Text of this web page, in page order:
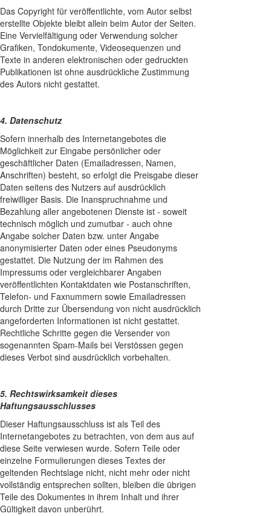
Das Copyright für veröffentlichte, vom Autor selbst
erstellte Objekte bleibt allein beim Autor der Seiten.
Eine Vervielfältigung oder Verwendung solcher
Grafiken, Tondokumente, Videosequenzen und
Texte in anderen elektronischen oder gedruckten
Publikationen ist ohne ausdrückliche Zustimmung
des Autors nicht gestattet.
4. Datenschutz
Sofern innerhalb des Internetangebotes die
Möglichkeit zur Eingabe persönlicher oder
geschäftlicher Daten (Emailadressen, Namen,
Anschriften) besteht, so erfolgt die Preisgabe dieser
Daten seitens des Nutzers auf ausdrücklich
freiwilliger Basis. Die Inanspruchnahme und
Bezahlung aller angebotenen Dienste ist - soweit
technisch möglich und zumutbar - auch ohne
Angabe solcher Daten bzw. unter Angabe
anonymisierter Daten oder eines Pseudonyms
gestattet. Die Nutzung der im Rahmen des
Impressums oder vergleichbarer Angaben
veröffentlichten Kontaktdaten wie Postanschriften,
Telefon- und Faxnummern sowie Emailadressen
durch Dritte zur Übersendung von nicht ausdrücklich
angeforderten Informationen ist nicht gestattet.
Rechtliche Schritte gegen die Versender von
sogenannten Spam-Mails bei Verstössen gegen
dieses Verbot sind ausdrücklich vorbehalten.
5. Rechtswirksamkeit dieses
Haftungsausschlusses
Dieser Haftungsausschluss ist als Teil des
Internetangebotes zu betrachten, von dem aus auf
diese Seite verwiesen wurde. Sofern Teile oder
einzelne Formulierungen dieses Textes der
geltenden Rechtslage nicht, nicht mehr oder nicht
vollständig entsprechen sollten, bleiben die übrigen
Teile des Dokumentes in ihrem Inhalt und ihrer
Gültigkeit davon unberührt.